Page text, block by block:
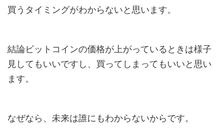
買うタイミングがわからないと思います。
結論ビットコインの価格が上がっているときは様子
見してもいいですし、買ってしまってもいいと思い
ます。
なぜなら、未来は誰にもわからないからです。